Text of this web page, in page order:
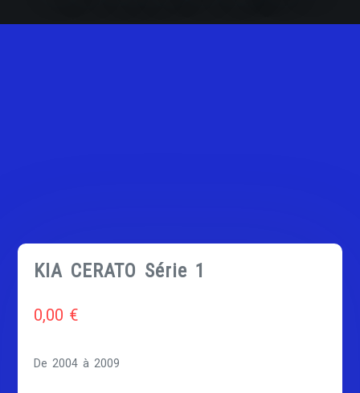
KIA CERATO Série 1
0,00 €
De 2004 à 2009